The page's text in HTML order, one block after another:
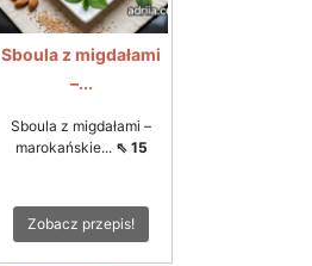
Sboula z migdałami
–...
Sboula z migdałami –
marokańskie... ⇖ 15
Zobacz przepis!